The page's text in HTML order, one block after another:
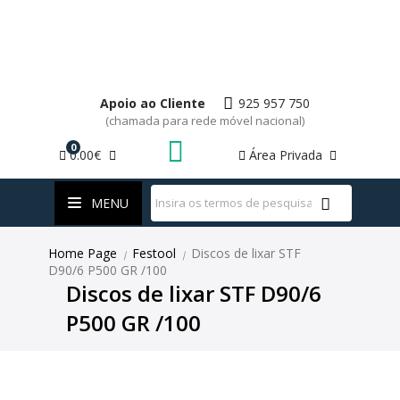
WhatsApp
Apoio ao Cliente 925 957 750
(chamada para rede móvel nacional)
Área Privada
0
0.00€
MENU
Home Page | Festool | Discos de lixar STF
D90/6 P500 GR /100
Discos de lixar STF D90/6
P500 GR /100